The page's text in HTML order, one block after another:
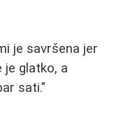
je savršena jer
je glatko, a
sati."